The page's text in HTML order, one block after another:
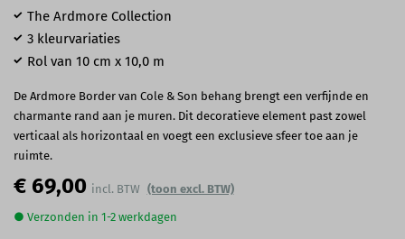
€ 69,00 (toon excl. BTW)
● Verzonden in 1-2 werkdagen
The Ardmore Collection
3 kleurvariaties
Rol van 10 cm x 10,0 m
De Ardmore Border van Cole & Son behang brengt een verfijnde en
charmante rand aan je muren. Dit decoratieve element past zowel
verticaal als horizontaal en voegt een exclusieve sfeer toe aan je
ruimte.